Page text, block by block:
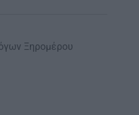
Ξηρομέρου